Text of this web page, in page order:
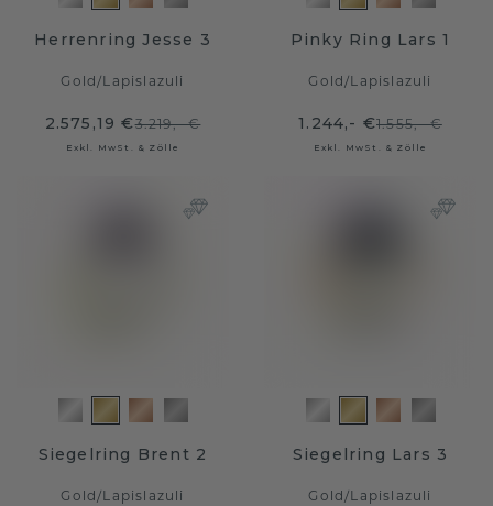
Herrenring Jesse 3
Gold/Lapislazuli
2.575,19 €3.219,- €
Exkl. MwSt. & Zölle
Pinky Ring Lars 1
Gold/Lapislazuli
1.244,- €1.555,- €
Exkl. MwSt. & Zölle
Siegelring Brent 2
Gold/Lapislazuli
Siegelring Lars 3
Gold/Lapislazuli